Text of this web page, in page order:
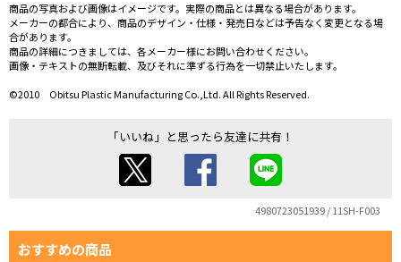
商品の写真および画像はイメージです。実際の商品とは異なる場合があります。
メーカーの都合により、商品のデザイン・仕様・発売日などは予告なく変更となる場
合があります。
商品の詳細につきましては、各メーカー様にお問い合わせください。
画像・テキストの無断転載、及びそれに準ずる行為を一切禁止いたします。
©2010 Obitsu Plastic Manufacturing Co.,Ltd. All Rights Reserved.
「いいね」と思ったら友達に共有！
4980723051939 / 11SH-F003
おすすめの商品